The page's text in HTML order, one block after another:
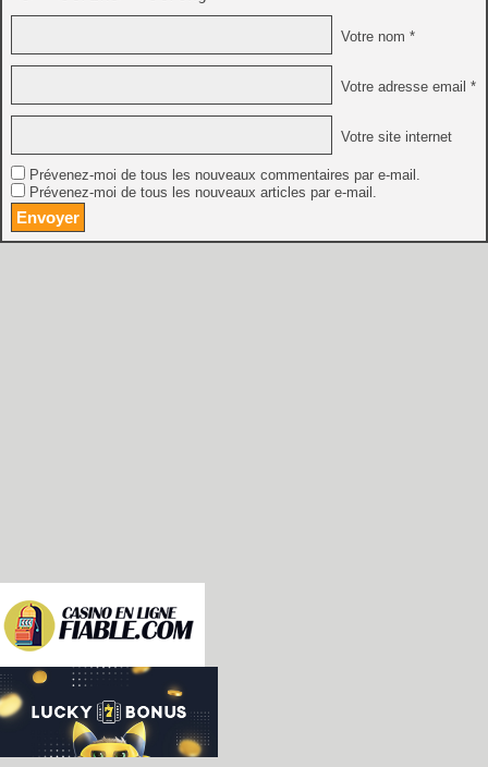
Votre nom *
Votre adresse email *
Votre site internet
Prévenez-moi de tous les nouveaux commentaires par e-mail.
Prévenez-moi de tous les nouveaux articles par e-mail.